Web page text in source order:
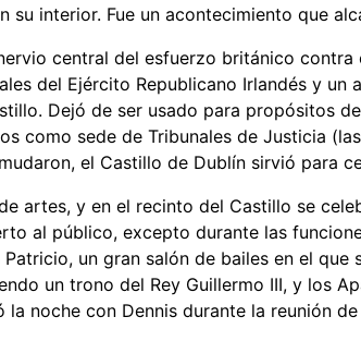
su interior. Fue un acontecimiento que
central del esfuerzo británico contra
del Ejército Republicano Irlandés y un
Dejó de ser usado para propósitos
como sede de Tribunales de Justicia
el Castillo de Dublín sirvió para
artes, y en el recinto del Castillo se
al público, excepto durante las
un gran salón de bailes en el que
un trono del Rey Guillermo III, y los
noche con Dennis durante la reunión